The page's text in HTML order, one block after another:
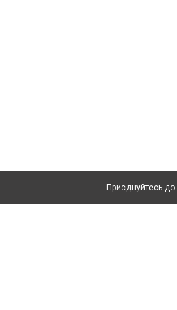
Приєднуйтесь до